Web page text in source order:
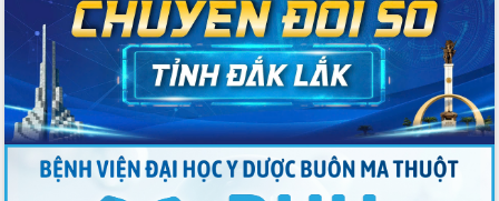
Chương trình “Gặp gỡ hữu nghị –
Friendship Meeting New Year 2026”
Bầu cử Quốc hội và HĐND: Cử tri Đắk
Lắk gửi gắm niềm tin, kỳ vọng vào lá
phiếu
Đắk Lắk sẵn sàng các điều kiện cho
Ngày hội bầu cử đại biểu Quốc hội
khóa XVI và HĐND các cấp nhiệm kỳ